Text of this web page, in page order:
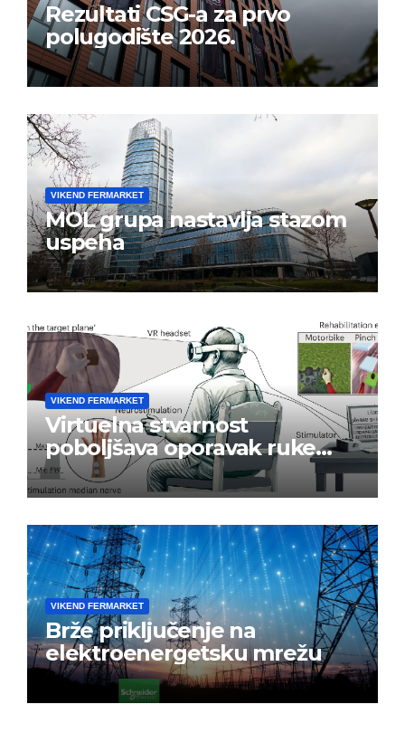
Rezultati CSG-a za prvo
polugodište 2026.
VIKEND FERMARKET
MOL grupa nastavlja stazom
uspeha
VIKEND FERMARKET
Virtuelna stvarnost
poboljšava oporavak ruke
nakon moždanog udara
VIKEND FERMARKET
Brže priključenje na
elektroenergetsku mrežu